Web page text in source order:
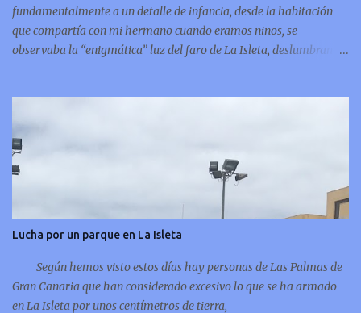
fundamentalmente a un detalle de infancia, desde la habitación
que compartía con mi hermano cuando eramos niños, se
observaba la “enigmática” luz del faro de La Isleta, deslumbrando
de La Isleta: La Montaña del Faro, vista desde la Montaña
Colorada.
Lucha por un parque en La Isleta
Según hemos visto estos días hay personas de Las Palmas de
Gran Canaria que han considerado excesivo lo que se ha armado
en La Isleta por unos centímetros de tierra,